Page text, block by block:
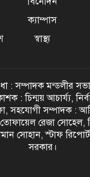
ক্যাম্পাস
স্বাস্থ্য
: সম্পাদক মন্ডলীর
: চিন্ময় আচার্য্য,
সহযোগী সম্পাদক :
তোফায়েল রেজা সোহেল,
সোহান, স্টাফ
সরকার।